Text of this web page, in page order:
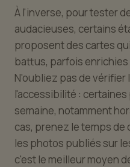
À l'inverse, pour tester
audacieuses, certains
proposent des cartes
battus, parfois
N'oubliez pas de
l'accessibilité :
semaine, notamment
cas, prenez le temps
les photos publiés sur
c'est le meilleur moyen